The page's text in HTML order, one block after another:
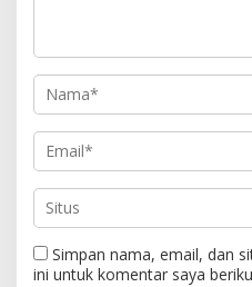
Simpan nama, email, dan
ini untuk komentar saya